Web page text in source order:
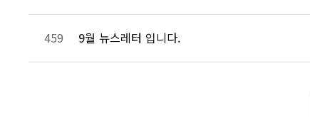
459 9월 뉴스레터 입니다.